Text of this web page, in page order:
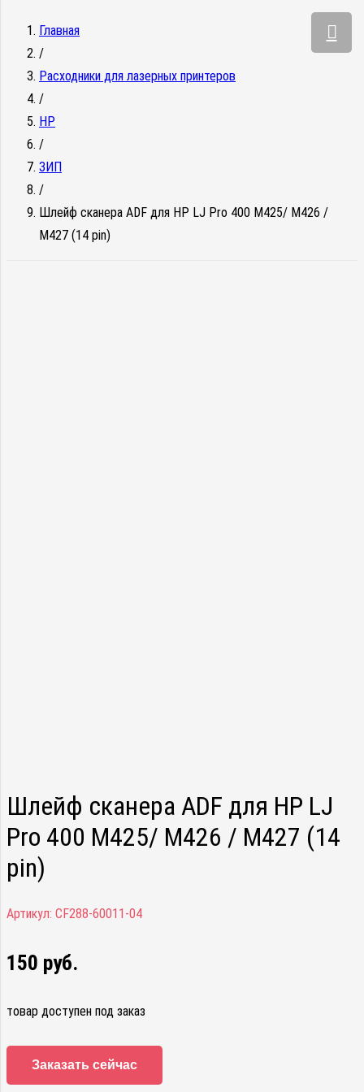
Главная
/
Расходники для лазерных принтеров
/
HP
/
ЗИП
/
Шлейф сканера ADF для HP LJ Pro 400 M425/ M426 /
M427 (14 pin)
Шлейф сканера ADF для HP LJ
Pro 400 M425/ M426 / M427 (14
pin)
Артикул: CF288-60011-04
150 руб.
товар доступен под заказ
Заказать сейчас